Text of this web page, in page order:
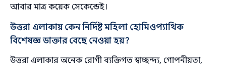
আবার মাত্র কয়েক সেকেন্ডেই।
উত্তরা এলাকায় কেন নির্দিষ্ট মহিলা হোমিওপ্যাথিক
বিশেষজ্ঞ ডাক্তার বেছে নেওয়া হয়?
উত্তরা এলাকার অনেক রোগী ব্যক্তিগত স্বাচ্ছন্দ্য, গোপনীয়তা,